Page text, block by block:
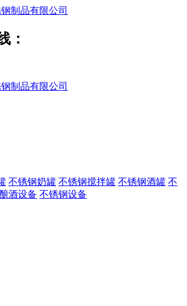
：
不锈钢奶罐 不锈钢搅拌罐 不锈钢酒罐 不
酒设备 不锈钢设备